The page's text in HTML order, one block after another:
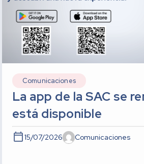
Comunicaciones
La app de la SAC se
está disponible
15/07/2026 Comunicaciones